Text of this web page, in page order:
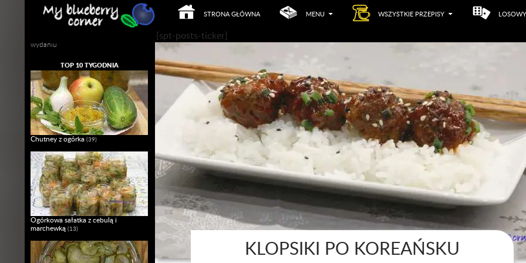
Szukaj
PRZEJDŹ DO TREŚCI
STRONA GŁÓWNA
MENU WSZYSTKIE PRZEPISY
[spt-posts-ticker]
KLOPSIKI PO KOREAŃSKU
wydaniu
TOP 10 TYGODNIA
Chutney z ogórka (39)
Ogórkowa sałatka z cebulą i
marchewką (13)